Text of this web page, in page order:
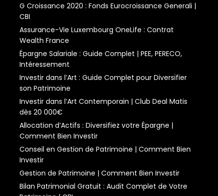
G Croissance 2020 : Fonds Eurocroissance Generali |
CBI
Assurance-Vie Luxembourg OneLife : Contrat
Wealth France
Épargne Salariale : Guide Complet | PEE, PERECO,
Intéressement
Investir dans l’Art : Guide Complet pour Diversifier
son Patrimoine
Investir dans l’Art Contemporain | Club Deal Matis
dès 20 000€
Allocation d’Actifs : Diversifiez votre Épargne |
Comment Bien Investir
Conseil en Gestion de Patrimoine | Comment Bien
Investir
Gestion de Patrimoine | Comment Bien Investir
Bilan Patrimonial Gratuit : Audit Complet de Votre